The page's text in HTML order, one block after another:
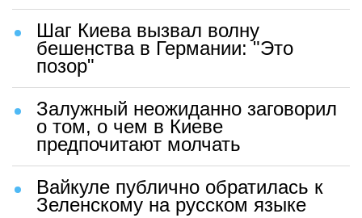
Шаг Киева вызвал волну
бешенства в Германии: "Это
позор"
Залужный неожиданно заговорил
о том, о чем в Киеве
предпочитают молчать
Вайкуле публично обратилась к
Зеленскому на русском языке